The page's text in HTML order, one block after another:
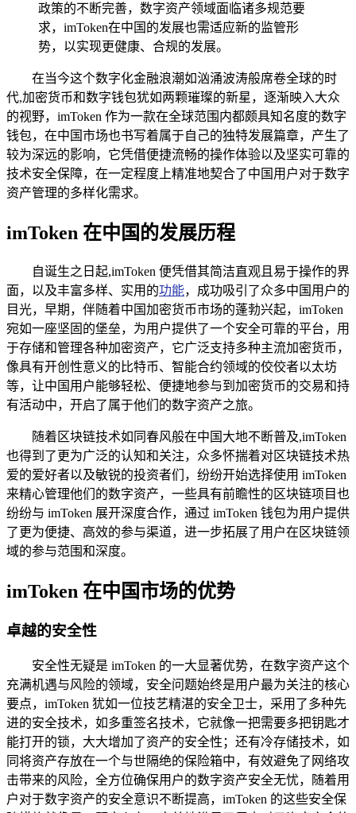
政策的不断完善，数字资产领域面临诸多规范要
求，imToken在中国的发展也需适应新的监管形
势，以实现更健康、合规的发展。
在当今这个数字化金融浪潮如汹涌波涛般席卷全球的时
代,加密货币和数字钱包犹如两颗璀璨的新星，逐渐映入大众
的视野，imToken 作为一款在全球范围内都颇具知名度的数字
钱包，在中国市场也书写着属于自己的独特发展篇章，产生了
较为深远的影响，它凭借便捷流畅的操作体验以及坚实可靠的
技术安全保障，在一定程度上精准地契合了中国用户对于数字
资产管理的多样化需求。
imToken 在中国的发展历程
自诞生之日起,imToken 便凭借其简洁直观且易于操作的界
面，以及丰富多样、实用的功能，成功吸引了众多中国用户的
目光，早期，伴随着中国加密货币市场的蓬勃兴起，imToken
宛如一座坚固的堡垒，为用户提供了一个安全可靠的平台，用
于存储和管理各种加密资产，它广泛支持多种主流加密货币，
像具有开创性意义的比特币、智能合约领域的佼佼者以太坊
等，让中国用户能够轻松、便捷地参与到加密货币的交易和持
有活动中，开启了属于他们的数字资产之旅。
随着区块链技术如同春风般在中国大地不断普及,imToken
也得到了更为广泛的认知和关注，众多怀揣着对区块链技术热
爱的爱好者以及敏锐的投资者们，纷纷开始选择使用 imToken
来精心管理他们的数字资产，一些具有前瞻性的区块链项目也
纷纷与 imToken 展开深度合作，通过 imToken 钱包为用户提供
了更为便捷、高效的参与渠道，进一步拓展了用户在区块链领
域的参与范围和深度。
imToken 在中国市场的优势
卓越的安全性
安全性无疑是 imToken 的一大显著优势，在数字资产这个
充满机遇与风险的领域，安全问题始终是用户最为关注的核心
要点，imToken 犹如一位技艺精湛的安全卫士，采用了多种先
进的安全技术，如多重签名技术，它就像一把需要多把钥匙才
能打开的锁，大大增加了资产的安全性；还有冷存储技术，如
同将资产存放在一个与世隔绝的保险箱中，有效避免了网络攻
击带来的风险，全方位确保用户的数字资产安全无忧，随着用
户对于数字资产的安全意识不断提高，imToken 的这些安全保